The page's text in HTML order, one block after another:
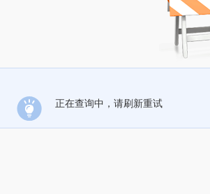
正在查询中，请刷新重试